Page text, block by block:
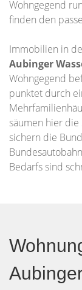
Wohngegend
finden den
Immobilien in
Aubinger
Wohngegend
punktet durch
säumen hier die
sichern die
Bedarfs sind